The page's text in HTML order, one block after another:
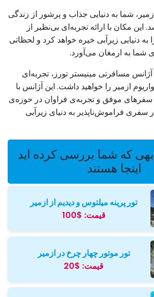
شما به دنیایی جذاب و پرشور از زندگی
این مکان با ارائه تجربه‌ای بی‌نظیر از
به دنیایی زیرآبی خیره خواهد کرد و لحظاتی
شما به ارمغان می‌آورد.
مسافرتی مینیستر تورز، تجربه‌ای
ازمیر را خواهید داشت. این آژانس با
سفرهای موفق و تجربه‌ی فراوان در حوزه‌ی
فراموش‌ناپذیر به دنیای زیرآبی
که شما بررسی کرده اید
اینجا هستند
تور پرینه میلتوس و دیدیم از ازمیر
قیمت: $100
تور موتور چهار چرخ در ازمیر
قیمت: $20